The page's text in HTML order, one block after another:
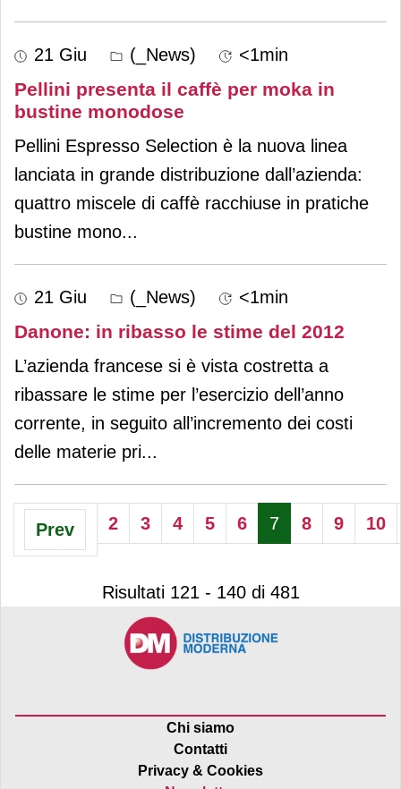
21 Giu (_News) <1min
Pellini presenta il caffè per moka in
bustine monodose
Pellini Espresso Selection è la nuova linea
lanciata in grande distribuzione dall’azienda:
quattro miscele di caffè racchiuse in pratiche
bustine mono...
21 Giu (_News) <1min
Danone: in ribasso le stime del 2012
L’azienda francese si è vista costretta a
ribassare le stime per l’esercizio dell’anno
corrente, in seguito all’incremento dei costi
delle materie pri...
Prev 2 3 4 5 6 7 8 9 10
Risultati 121 - 140 di 481
Chi siamo
Contatti
Privacy & Cookies